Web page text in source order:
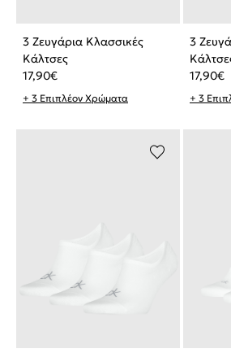
3 Ζευγάρια Κλασσικές
Κάλτσες
17,90€
+ 3 Επιπλέον Χρώματα
3
17,90€
+ 3